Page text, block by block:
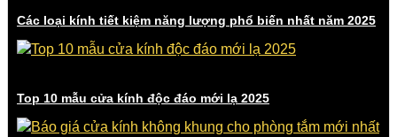
Các loại kính tiết kiệm năng lượng phổ biến nhất năm 2025
Top 10 mẫu cửa kính độc đáo mới lạ 2025